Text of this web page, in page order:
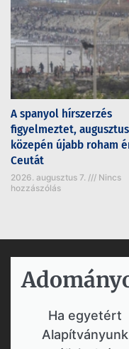
A spanyol hírszerzés
figyelmeztet, augusztus
közepén újabb roham
Ceutát
2026. augusztus 7.
Nincs
hozzászólás
Ha egyetért
Alapítványunk